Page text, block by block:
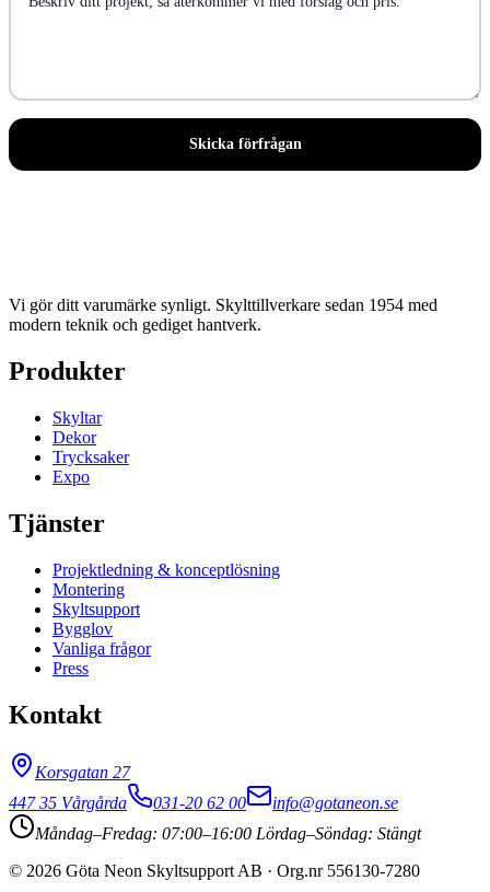
Skicka förfrågan
Vi gör ditt varumärke synligt. Skylttillverkare sedan 1954 med
modern teknik och gediget hantverk.
Produkter
Skyltar
Dekor
Trycksaker
Expo
Tjänster
Projektledning & konceptlösning
Montering
Skyltsupport
Bygglov
Vanliga frågor
Press
Kontakt
Korsgatan 27
447 35 Vårgårda 031-20 62 00
info@gotaneon.se
Måndag–Fredag: 07:00–16:00 Lördag–Söndag: Stängt
© 2026 Göta Neon Skyltsupport AB · Org.nr 556130-7280